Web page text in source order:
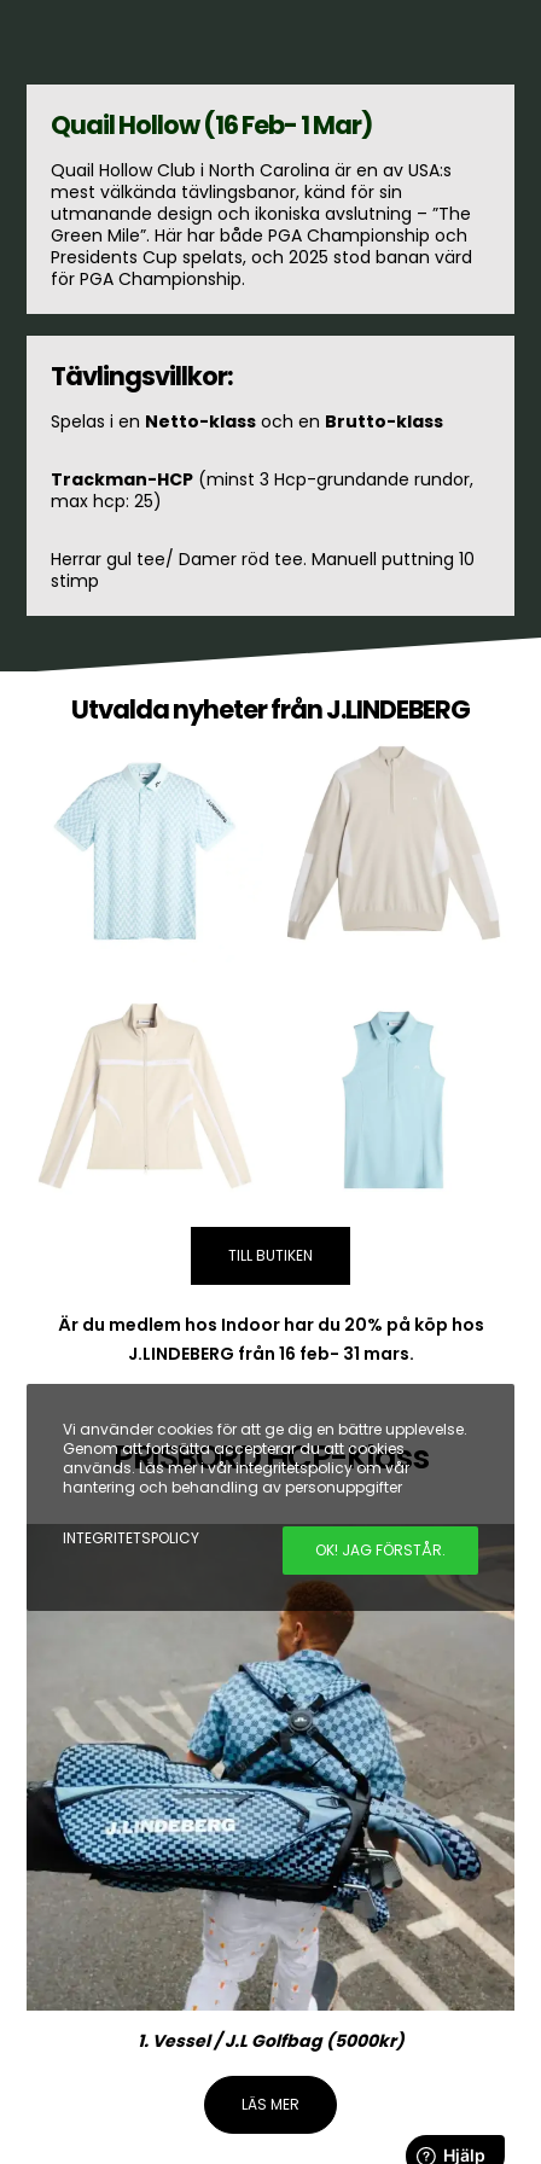
Quail Hollow (16 Feb- 1 Mar)
Quail Hollow Club i North Carolina är en av USA:s
mest välkända tävlingsbanor, känd för sin
utmanande design och ikoniska avslutning – ”The
Green Mile”. Här har både PGA Championship och
Presidents Cup spelats, och 2025 stod banan värd
för PGA Championship.
Tävlingsvillkor:
Spelas i en Netto-klass och en Brutto-klass
Trackman-HCP (minst 3 Hcp-grundande rundor,
max hcp: 25)
Herrar gul tee/ Damer röd tee. Manuell puttning 10
stimp
Utvalda nyheter från J.LINDEBERG
TILL BUTIKEN
Är du medlem hos Indoor har du 20% på köp hos
J.LINDEBERG från 16 feb- 31 mars.
PRISBORD HCP-Klass
1. Vessel / J.L Golfbag (5000kr)
LÄS MER
Vi använder cookies för att ge dig en bättre upplevelse.
Genom att fortsätta accepterar du att cookies
används. Läs mer i vår integritetspolicy om vår
hantering och behandling av personuppgifter
INTEGRITETSPOLICY
OK! JAG FÖRSTÅR.